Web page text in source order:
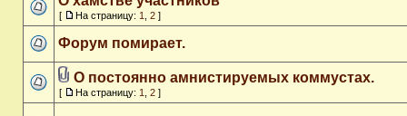
[ На страницу: 1 2 ]
Форум помирает.
О постоянно амнистируемых коммустах.
[ На страницу: 1 2 ]